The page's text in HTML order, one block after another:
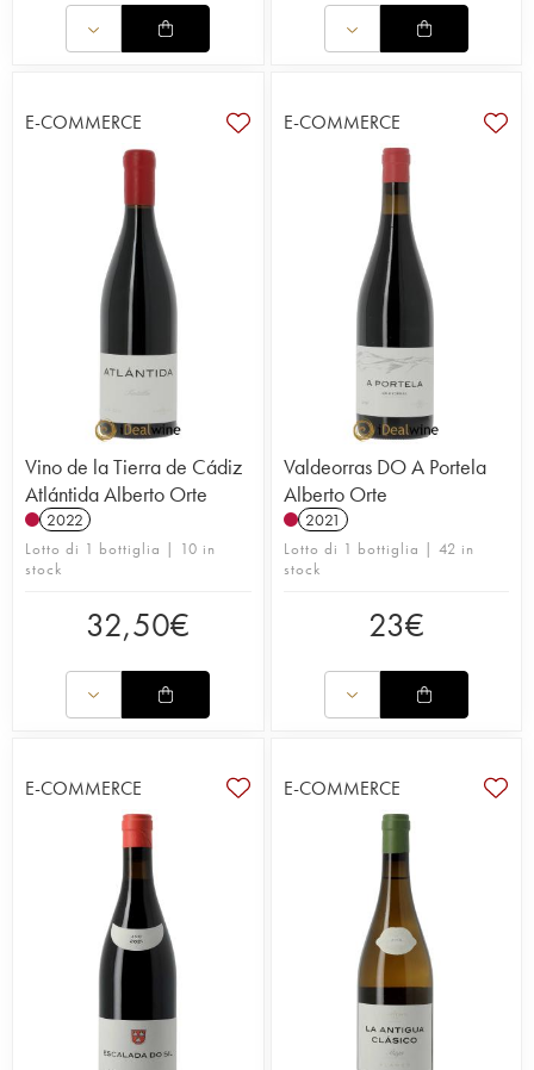
E-COMMERCE
Vino de la Tierra de Cádiz
Atlántida Alberto Orte
2022
Lotto di 1 bottiglia | 10 in
stock
32,50€
E-COMMERCE
Valdeorras DO A Portela
Alberto Orte
2021
Lotto di 1 bottiglia | 42 in
stock
23€
E-COMMERCE E-COMMERCE